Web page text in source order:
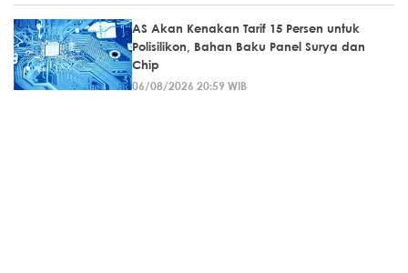
AS Akan Kenakan Tarif 15 Persen untuk
Polisilikon, Bahan Baku Panel Surya dan
Chip
06/08/2026 20:59 WIB